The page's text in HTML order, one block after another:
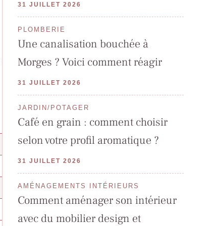
31 JUILLET 2026
PLOMBERIE
Une canalisation bouchée à
Morges ? Voici comment réagir
31 JUILLET 2026
JARDIN/POTAGER
Café en grain : comment choisir
selon votre profil aromatique ?
31 JUILLET 2026
AMÉNAGEMENTS INTÉRIEURS
Comment aménager son intérieur
avec du mobilier design et